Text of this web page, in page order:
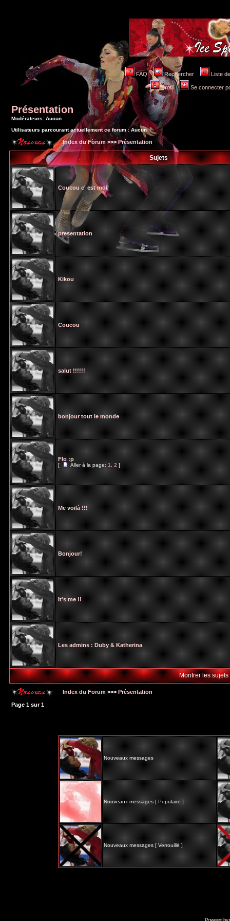
FAQ Rechercher Liste
Profil Se connecter
Présentation
Modérateurs: Aucun
Utilisateurs parcourant actuellement ce forum : Aucun
Index du Forum >>>Présentation
Sujets
Coucou c' est moi
presentation
Kikou
Coucou
salut !!!!!!
bonjour tout le monde
Flo :p
[ Aller à la page:1,2]
Me voilà !!!
Bonjour!
It's me !!
Les admins : Duby & Katherina
Montrer les
Index du Forum >>> Présentation
Page 1 sur1
Nouveaux messages
Nouveaux messages [ Populaire ]
Nouveaux messages [ Verrouillé ]
Powered by